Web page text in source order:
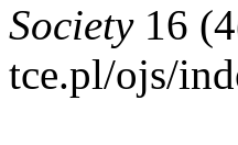
Society16
tce.pl/ojs/